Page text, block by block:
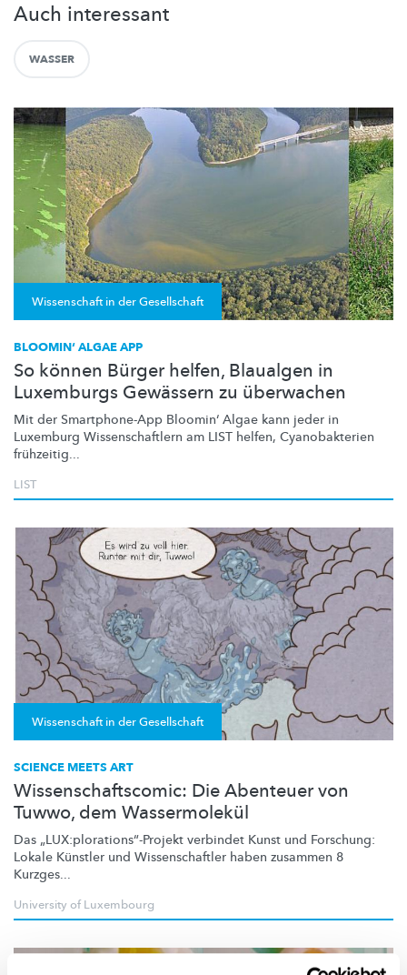
Auch interessant
WASSER
Wissenschaft in der Gesellschaft
BLOOMIN‘ ALGAE APP
So können Bürger helfen, Blaualgen in
Luxemburgs Gewässern zu überwachen
Mit der Smartphone-App Bloomin‘ Algae kann jeder in
Luxemburg Wissenschaftlern am LIST helfen, Cyanobakterien
frühzeitig...
LIST
Wissenschaft in der Gesellschaft
SCIENCE MEETS ART
Wissenschaftscomic: Die Abenteuer von
Tuwwo, dem Wassermolekül
Das „LUX:plorations“-Projekt verbindet Kunst und Forschung:
Lokale Künstler und Wissenschaftler haben zusammen 8
Kurzges...
University of Luxembourg